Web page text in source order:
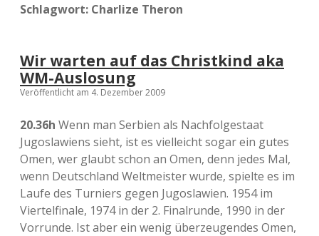
Schlagwort: Charlize Theron
Wir warten auf das Christkind aka
WM-Auslosung
Veröffentlicht am 4. Dezember 2009
20.36h Wenn man Serbien als Nachfolgestaat
Jugoslawiens sieht, ist es vielleicht sogar ein gutes
Omen, wer glaubt schon an Omen, denn jedes Mal,
wenn Deutschland Weltmeister wurde, spielte es im
Laufe des Turniers gegen Jugoslawien. 1954 im
Viertelfinale, 1974 in der 2. Finalrunde, 1990 in der
Vorrunde. Ist aber ein wenig überzeugendes Omen,